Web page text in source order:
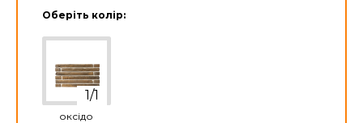
Оберіть колір:
оксідо